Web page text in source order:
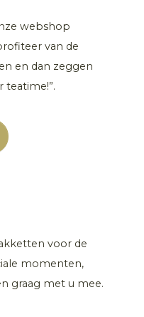
webshop
van de
en dan zeggen
teatime!”.
voor de
momenten,
graag met u mee.